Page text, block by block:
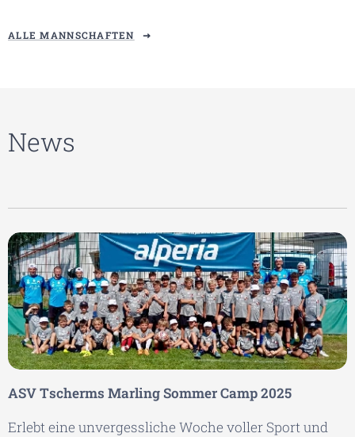
ALLE MANNSCHAFTEN
News
ASV Tscherms Marling Sommer Camp 2025
Erlebt eine unvergessliche Woche voller Sport und